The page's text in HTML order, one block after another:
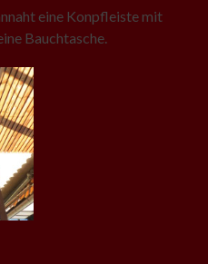
eine Konpfleiste mit
Bauchtasche.